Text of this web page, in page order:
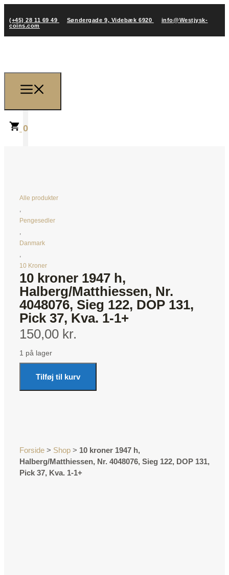
(+45) 28 11 69 49 Søndergade 9, Videbæk 6920
info@Westjysk-
coins.com
0
Forside > Shop > 10 kroner 1947 h,
Halberg/Matthiessen, Nr. 4048076, Sieg 122, DOP 131,
Pick 37, Kva. 1-1+
Alle produkter
,
Pengesedler
,
Danmark
,
10 Kroner
10 kroner 1947 h,
Halberg/Matthiessen, Nr.
4048076, Sieg 122, DOP 131,
Pick 37, Kva. 1-1+
150,00 kr.
1 på lager
Tilføj til kurv